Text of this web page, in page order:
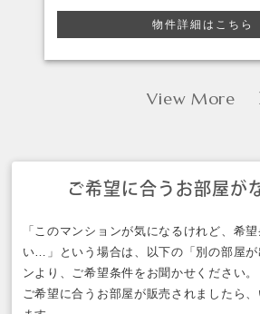
物件詳細はこちら
View More
ご希望に合うお部屋が
「このマンションが気になるけれど、希
い…」という場合は、以下の「別の部屋が
ンより、ご希望条件をお聞かせください。
ご希望に合うお部屋が販売されましたら